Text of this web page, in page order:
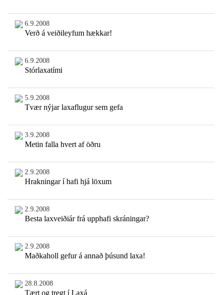
6.9.2008
Verð á veiðileyfum hækkar!
6.9.2008
Stórlaxatími
5.9.2008
Tvær nýjar laxaflugur sem gefa
3.9.2008
Metin falla hvert af öðru
2.9.2008
Hrakningar í hafi hjá löxum
2.9.2008
Besta laxveiðiár frá upphafi skráningar?
2.9.2008
Maðkaholl gefur á annað þúsund laxa!
28.8.2008
Tært og tregt í Laxá